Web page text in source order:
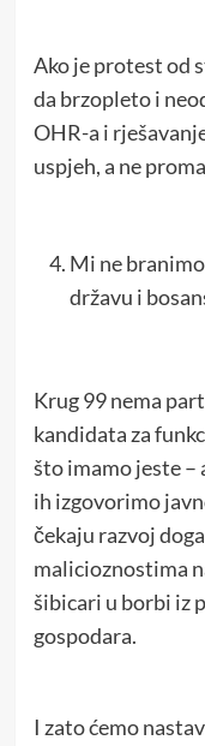
Ako je protest od
da brzopleto i
OHR-a i
uspjeh, a ne
Mi ne
državu i
Krug 99 nema
kandidata za
što imamo jeste –
ih izgovorimo
čekaju razvoj
malicioznostima
šibicari u borbi iz
gospodara.
I zato ćemo